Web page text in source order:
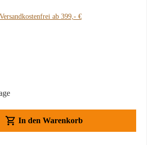
ab 399,- €
ein oder benutze die Schaltflächen um die Anzahl
In den Warenkorb